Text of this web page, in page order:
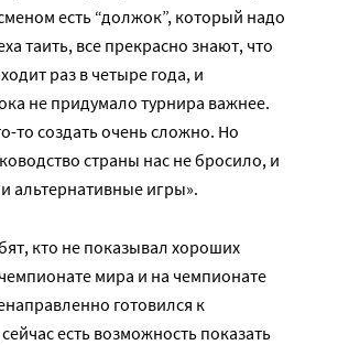
есть “должок”, который надо
таить, все прекрасно знают, что
раз в четыре года, и
не придумало турнира важнее.
то создать очень сложно. Но
страны нас не бросило, и
альтернативные игры».
кто не показывал хороших
мира и на чемпионате
готовился к
есть возможность показать